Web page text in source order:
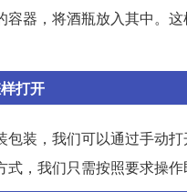
器，将酒瓶放入其中。
打开
装，我们可以通过手动
，我们只需按照要求操作